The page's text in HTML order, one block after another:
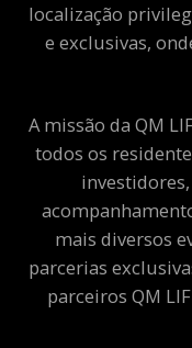
localização
e exclusivas,
A missão da QM
todos os
mais diversos
parcerias
parceiros QM